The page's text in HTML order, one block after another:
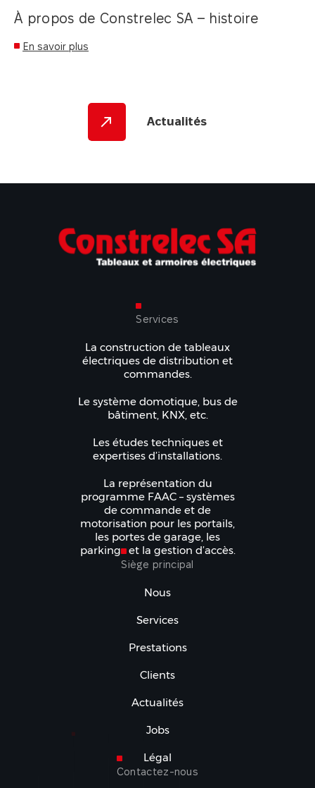
À propos de Constrelec SA – histoire
En savoir plus
Actualités
Services
La construction de tableaux
électriques de distribution et
commandes.
Le système domotique, bus de
bâtiment, KNX, etc.
Les études techniques et
expertises d’installations.
La représentation du
programme FAAC – systèmes
de commande et de
motorisation pour les portails,
les portes de garage, les
parkings et la gestion d’accès.
Siège principal
Nous
Services
Prestations
Clients
Actualités
Jobs
Légal
Contactez-nous